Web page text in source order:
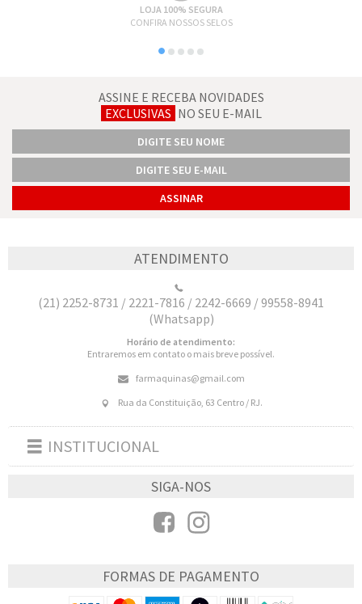
LOJA 100% SEGURA
CONFIRA NOSSOS SELOS
ASSINE E RECEBA NOVIDADES
EXCLUSIVAS NO SEU E-MAIL
ATENDIMENTO
(21) 2252-8731 / 2221-7816 / 2242-6669 / 99558-8941
(Whatsapp)
Horário de atendimento:
Entraremos em contato o mais breve possível.
farmaquinas@gmail.com
Rua da Constituição, 63 Centro / RJ.
Toggle
navigation
INSTITUCIONAL
SIGA-NOS
FORMAS DE PAGAMENTO